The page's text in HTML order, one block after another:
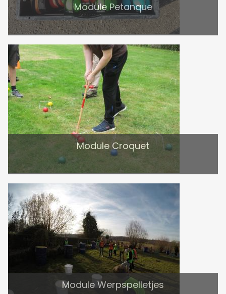
Module Petanque
Module Croquet
Module Werpspelletjes